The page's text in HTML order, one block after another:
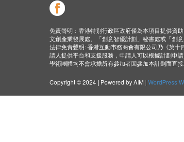
免責聲明：香港特別行政區政府僅為本項目提供資
文創產業發展處、「創意智優計劃」秘書處或「創
法律免責聲明: 香港互動市務商會有限公司乃《第
請人提供平台和支援服務，申請人可以根據計劃申
學術圑體均不會承擔所有參加者因參加本計劃而直
Copyright © 2024 | Powered by AIM | WordPress